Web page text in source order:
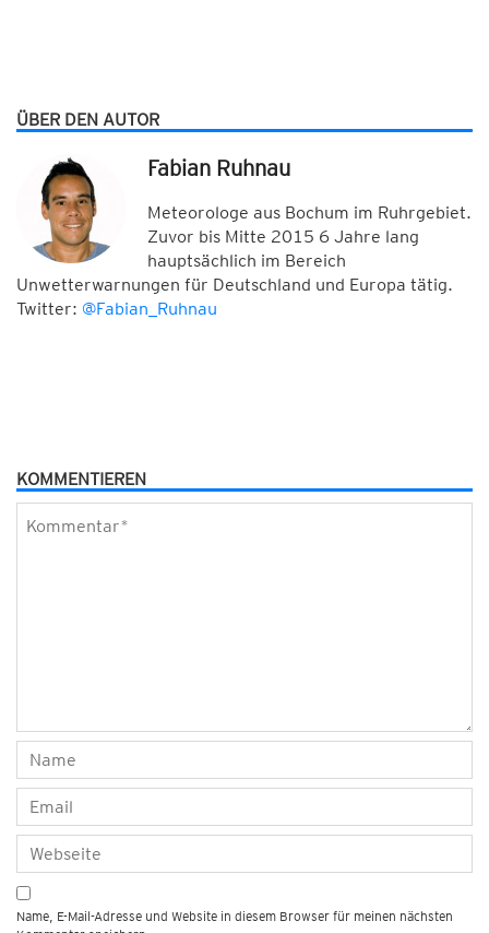
ÜBER DEN AUTOR
Fabian Ruhnau
Meteorologe aus Bochum im Ruhrgebiet.
Zuvor bis Mitte 2015 6 Jahre lang
hauptsächlich im Bereich
Unwetterwarnungen für Deutschland und Europa tätig.
Twitter: @Fabian_Ruhnau
KOMMENTIEREN
Name, E-Mail-Adresse und Website in diesem Browser für meinen nächsten